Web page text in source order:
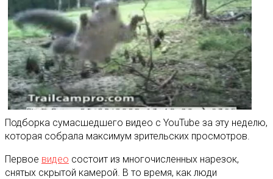
Подборка сумасшедшего видео с YouTube за эту неделю,
которая собрала максимум зрительских просмотров.
Первое видео состоит из многочисленных нарезок,
снятых скрытой камерой. В то время, как люди